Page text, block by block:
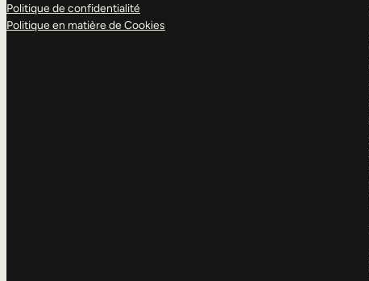
Politique de confidentialité
Politique en matière de Cookies